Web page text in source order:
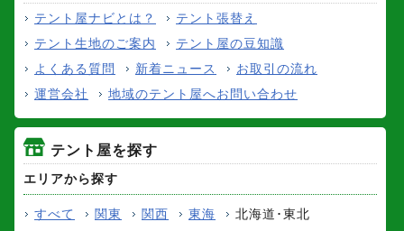
テント屋ナビとは？
テント張替え
テント生地のご案内
テント屋の豆知識
よくある質問
新着ニュース
お取引の流れ
運営会社
地域のテント屋へお問い合わせ
テント屋を探す
エリアから探す
すべて 関東 関西 東海
北海道･東北